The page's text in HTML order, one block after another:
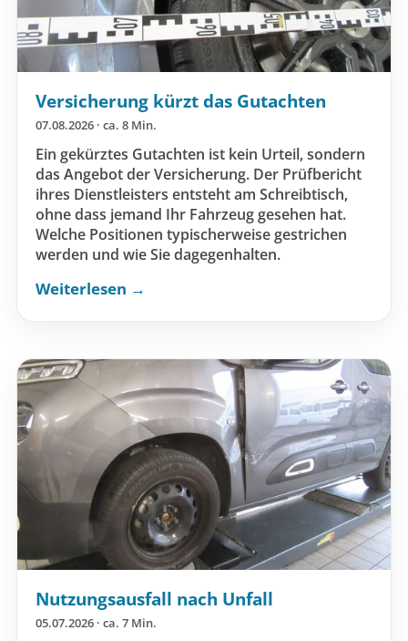
Versicherung kürzt das Gutachten
07.08.2026 · ca. 8 Min.
Ein gekürztes Gutachten ist kein Urteil, sondern
das Angebot der Versicherung. Der Prüfbericht
ihres Dienstleisters entsteht am Schreibtisch,
ohne dass jemand Ihr Fahrzeug gesehen hat.
Welche Positionen typischerweise gestrichen
werden und wie Sie dagegenhalten.
Weiterlesen →
Nutzungsausfall nach Unfall
05.07.2026 · ca. 7 Min.